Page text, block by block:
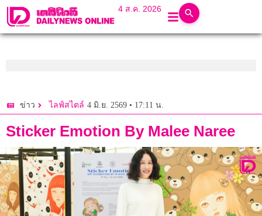
4 ส.ค. 2026
ข่าว ไลฟ์สไตล์ 4 มิ.ย. 2569 • 17:11 น.
Sticker Emotion By Malee Naree